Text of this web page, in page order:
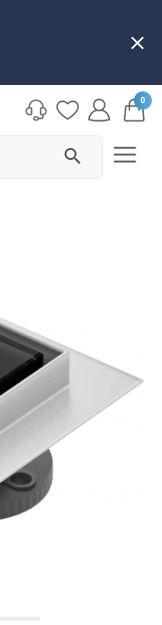
close
search
0